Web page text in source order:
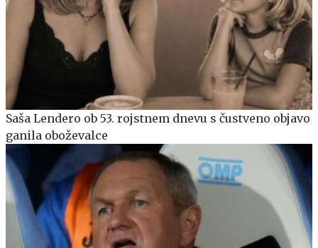
Saša Lendero ob 53. rojstnem dnevu s čustveno objavo
ganila oboževalce